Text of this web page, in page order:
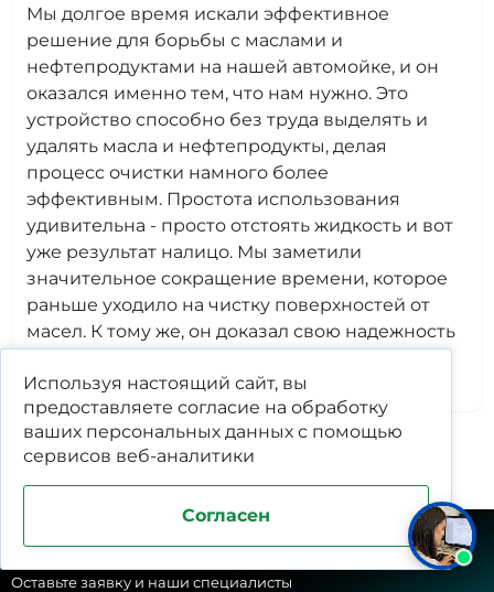
Мы долгое время искали эффективное
решение для борьбы с маслами и
нефтепродуктами на нашей автомойке, и он
оказался именно тем, что нам нужно. Это
устройство способно без труда выделять и
удалять масла и нефтепродукты, делая
процесс очистки намного более
эффективным. Простота использования
удивительна - просто отстоять жидкость и вот
уже результат налицо. Мы заметили
значительное сокращение времени, которое
раньше уходило на чистку поверхностей от
масел. К тому же, он доказал свою надежность
бесперебойной работы нашей автомойки.
Все отзывы Оставить отзыв
Заказать обратный звонок
Оставьте заявку и наши специалисты
Используя настоящий сайт, вы
предоставляете согласие на обработку
ваших персональных данных с помощью
сервисов веб-аналитики
Согласен